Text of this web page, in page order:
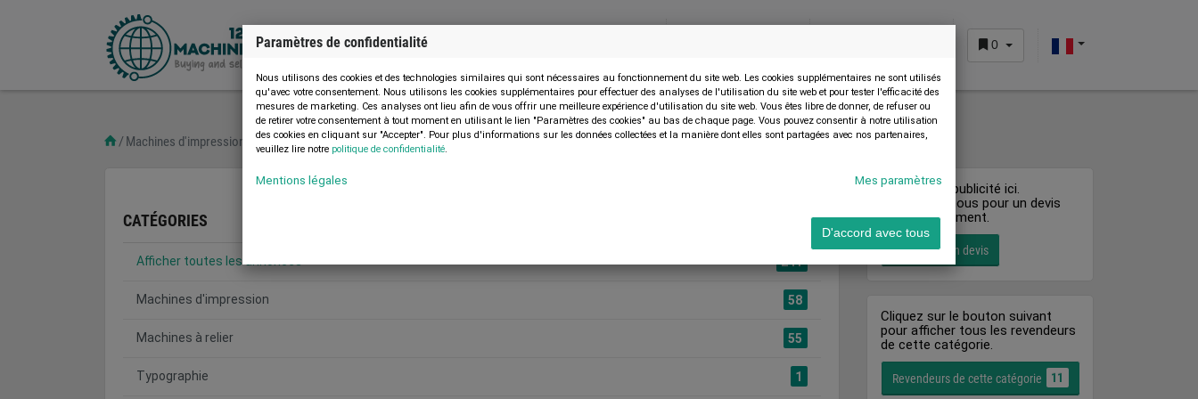
0
Machines d'impression
CATÉGORIES
241
Afficher toutes les annonces
58
Machines d'impression
55
Machines à relier
1
Typographie
Faites de la publicité ici.
Contactez-nous pour un devis
sans engagement.
Obtenir un devis
Cliquez sur le bouton suivant
pour afficher tous les revendeurs
de cette catégorie.
Revendeurs de cette catégorie 11
Paramètres de confidentialité
Nous utilisons des cookies et des technologies similaires qui sont nécessaires au fonctionnement du site web. Les cookies supplémentaires ne sont utilisés
qu'avec votre consentement. Nous utilisons les cookies supplémentaires pour effectuer des analyses de l'utilisation du site web et pour tester l'efficacité des
mesures de marketing. Ces analyses ont lieu afin de vous offrir une meilleure expérience d'utilisation du site web. Vous êtes libre de donner, de refuser ou
de retirer votre consentement à tout moment en utilisant le lien "Paramètres des cookies" au bas de chaque page. Vous pouvez consentir à notre utilisation
des cookies en cliquant sur "Accepter". Pour plus d'informations sur les données collectées et la manière dont elles sont partagées avec nos partenaires,
veuillez lire notre politique de confidentialité.
Mentions légales Mes paramètres
D'accord avec tous